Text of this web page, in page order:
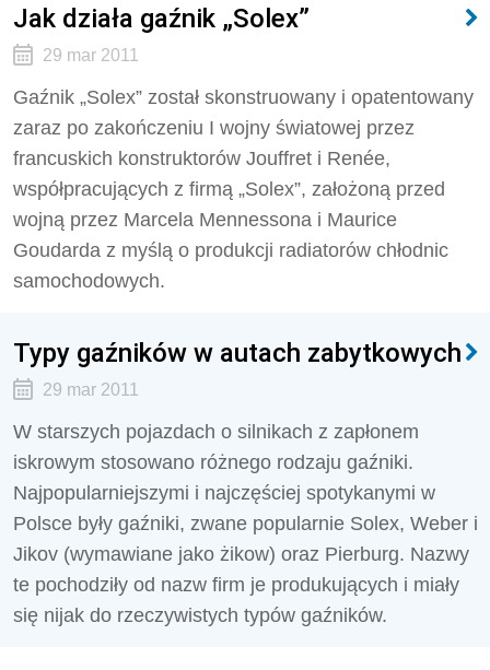
Jak działa gaźnik „Solex”
29 mar 2011
Gaźnik „Solex” został skonstruowany i opatentowany
zaraz po zakończeniu I wojny światowej przez
francuskich konstruktorów Jouffret i Renée,
współpracujących z firmą „Solex”, założoną przed
wojną przez Marcela Mennessona i Maurice
Goudarda z myślą o produkcji radiatorów chłodnic
samochodowych.
Typy gaźników w autach zabytkowych
29 mar 2011
W starszych pojazdach o silnikach z zapłonem
iskrowym stosowano różnego rodzaju gaźniki.
Najpopularniejszymi i najczęściej spotykanymi w
Polsce były gaźniki, zwane popularnie Solex, Weber i
Jikov (wymawiane jako żikow) oraz Pierburg. Nazwy
te pochodziły od nazw firm je produkujących i miały
się nijak do rzeczywistych typów gaźników.